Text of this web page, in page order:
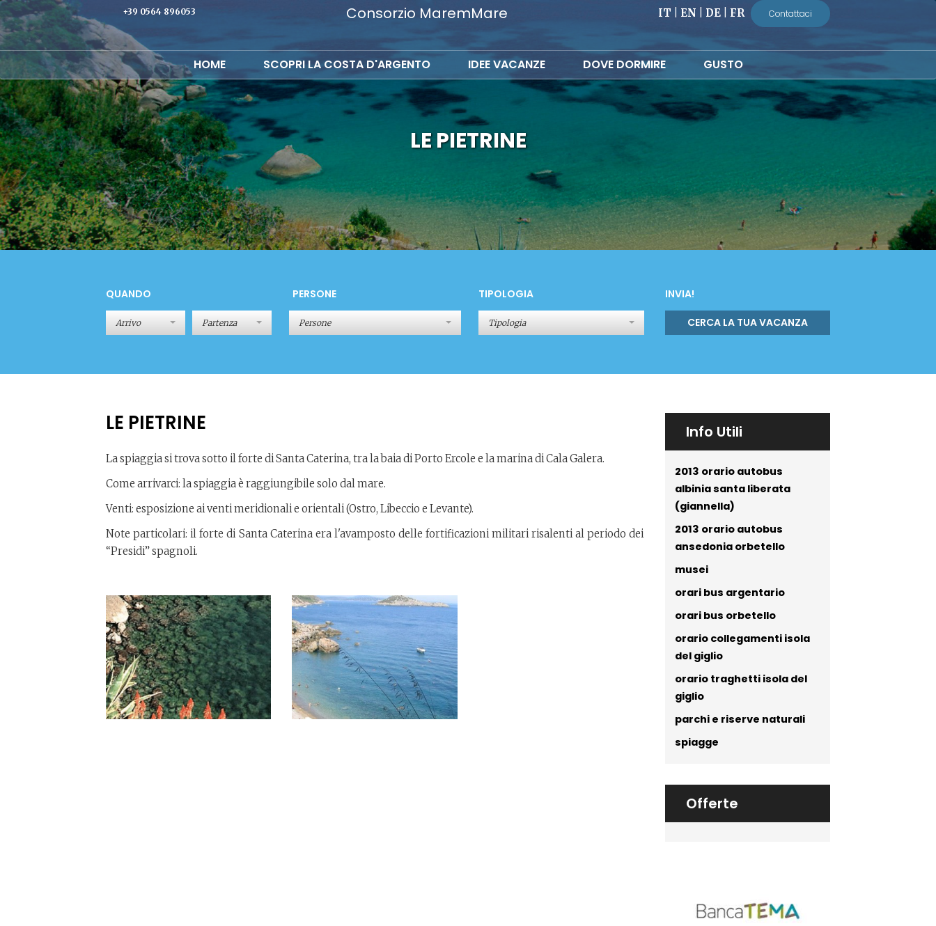
+39 0564 896053 IT EN DE FR Contattaci
Consorzio MaremMare
HOME SCOPRI LA COSTA D'ARGENTO IDEE VACANZE DOVE DORMIRE GUSTO
LE PIETRINE
QUANDO PERSONE
Persone
TIPOLOGIA
Tipologia
INVIA!
CERCA LA TUA VACANZA
LE PIETRINE
La spiaggia si trova sotto il forte di Santa Caterina, tra la baia di Porto Ercole e la marina di Cala Galera.
Come arrivarci: la spiaggia è raggiungibile solo dal mare.
Venti: esposizione ai venti meridionali e orientali (Ostro, Libeccio e Levante).
Note particolari: il forte di Santa Caterina era l'avamposto delle fortificazioni militari risalenti al periodo dei
“Presidi” spagnoli.
Info Utili
2013 orario autobus
albinia santa liberata
(giannella)
2013 orario autobus
ansedonia orbetello
musei
orari bus argentario
orari bus orbetello
orario collegamenti isola
del giglio
orario traghetti isola del
giglio
parchi e riserve naturali
spiagge
Offerte